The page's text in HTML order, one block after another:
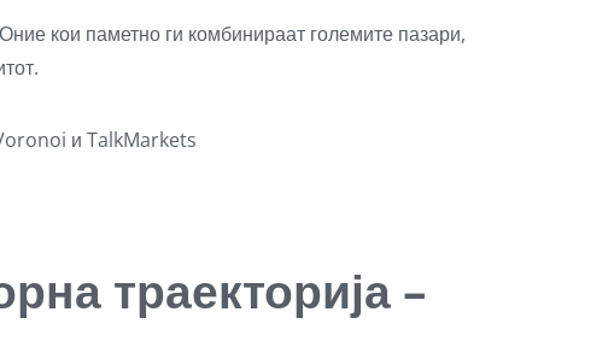
кои паметно ги комбинираат големите пазари,
и TalkMarkets
траекторија –